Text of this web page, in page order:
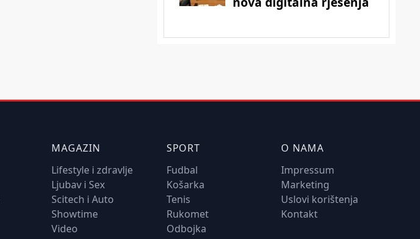
MAGAZIN
Lifestyle i zdravlje
Ljubav i Sex
Scitech i Auto
Showtime
Video
SPORT
Fudbal
Košarka
Tenis
Rukomet
Odbojka
O NAMA
Impressum
Marketing
Uslovi korištenja
Kontakt